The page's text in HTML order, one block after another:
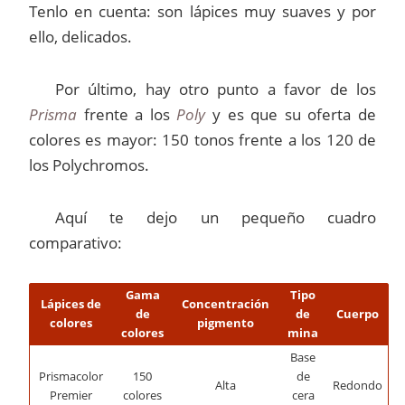
Tenlo en cuenta: son lápices muy suaves y por
ello, delicados.
Por último, hay otro punto a favor de los
Prisma frente a losPolyy es que su oferta de
colores es mayor: 150 tonos frente a los 120 de
los Polychromos.
Aquí te dejo un pequeño cuadro
comparativo:
Lápices de
colores
Gama
de
colores
Concentración
pigmento
Tipo
de
mina
Cuerpo
Prismacolor
Premier
150
colores
Alta
Base
de
cera
Redondo